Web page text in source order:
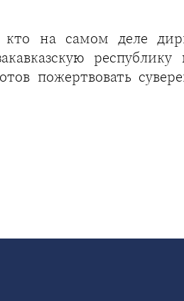
кто на самом деле
пожертвовать